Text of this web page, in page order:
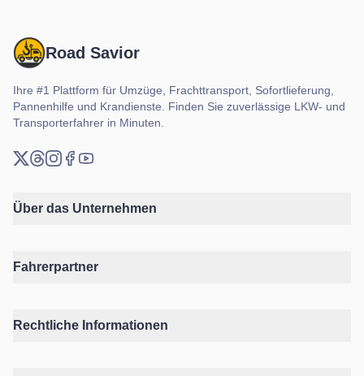
Road Savior
Ihre #1 Plattform für Umzüge, Frachttransport, Sofortlieferung,
Pannenhilfe und Krandienste. Finden Sie zuverlässige LKW- und
Transporterfahrer in Minuten.
Über das Unternehmen
Fahrerpartner
Rechtliche Informationen